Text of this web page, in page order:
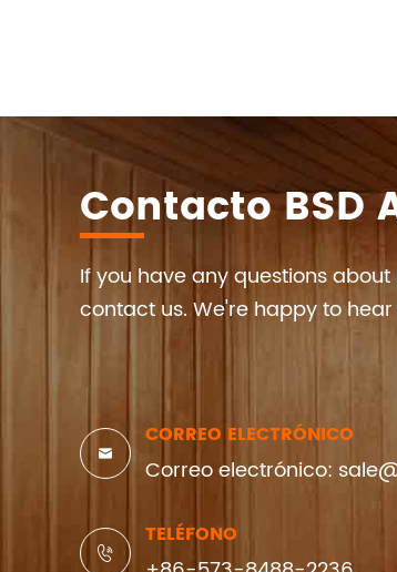
Contacto BSD
If you have any questions
contact us. We're happy to

CORREO ELECTRÓNICO
Correo electrónico:

TELÉFONO